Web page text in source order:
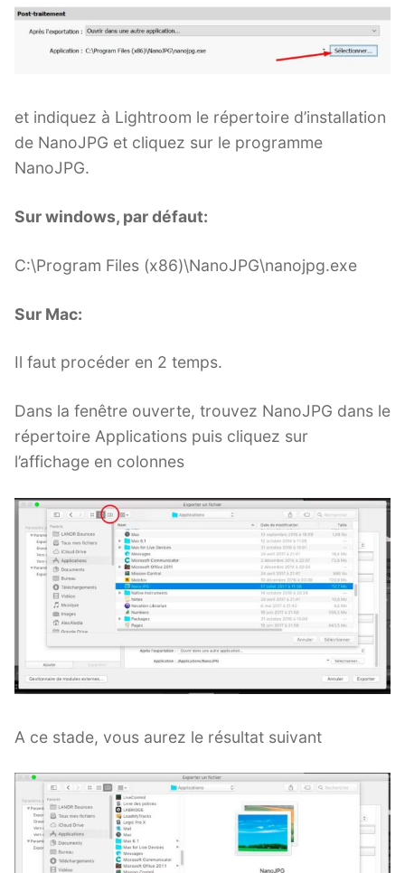
et indiquez à Lightroom le répertoire d’installation
de NanoJPG et cliquez sur le programme
NanoJPG.
Sur windows, par défaut:
C:\Program Files (x86)\NanoJPG\nanojpg.exe
Sur Mac:
Il faut procéder en 2 temps.
Dans la fenêtre ouverte, trouvez NanoJPG dans le
répertoire Applications puis cliquez sur
l’affichage en colonnes
A ce stade, vous aurez le résultat suivant